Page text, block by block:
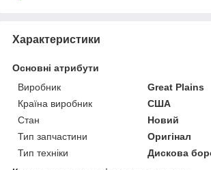
Характеристики
Основні атрибути
Виробник
Great Plains
Країна виробник
США
Стан
Новий
Тип запчастини
Оригінал
Тип техніки
Дискова